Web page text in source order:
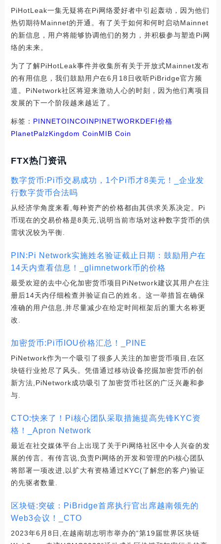
PiHotLeak一集无疑将在Pi网络爱好者中引起轰动，因为他们
热切期待Mainnet的开通。有了关于如何和何时启动Mainnet
的新信息，用户将能够协调他们的努力，并积极参与塑造Pi网
络的未来。
为了了解PiHotLeak事件并收集所有关于开放式Mainnet发布
的有用信息，我们鼓励用户在6月18日收听PiBridge官方频
道。PiNetwork社区将迎来激动人心的时刻，因为他们离项目
发展的下一个阶段越来越近了。
标签： PINNETOINCOINPINETWORKDEFI价格
PlanetPalzKingdom CoinMIB Coin
FTX热门资讯
数字货币:Pi币交易成功，1个Pi币才8美元！_企业发
行数字货币合法吗
从经济学角度来看,每种资产的价格都由其供求关系决定。Pi
币现在的交易价格是8美元,说明当前市场对这种数字货币的供
需状况较为平衡.
PIN:Pi Network实施姓名验证截止日期：鼓励用户在
14天内查看信息！_glimnetwork币的价格
最受欢迎的去中心化加密货币项目PiNetwork建议其用户在注
册后14天内仔细检查并验证自己的姓名。这一举措旨在确保
准确的用户信息,并尽量减少在给定时间框架后的重大名称更
改.
加密货币:Pi币IOU价格汇总！_PINE
PiNetwork作为一个吸引了很多人关注的加密货币项目,在区
块链行业抢尽了风头。凭借通过移动设备挖掘加密货币的创
新方法,PiNetwork成功吸引了加密货币社区的广泛兴趣和参
与.
CTO:快来了！Pi核心团队采取措施提高先锋KYC资
格！_Apron Network
最近在社交媒体平台上出现了关于Pi网络社区中令人兴奋的发
展的传言。有传言说,负责Pi网络的开发和管理的Pi核心团队
将部署一项改进,以扩大有资格通过KYC(了解您的客户)验证
的先驱者数量.
区块链:突破：PiBridge首席执行官出席越南领先的
Web3会议！_CTO
2023年6月8日,在越南胡志明市举办的“第19届世界区块链